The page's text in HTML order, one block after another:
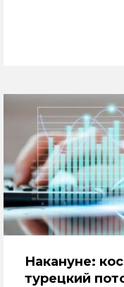
Накануне:
турецкий